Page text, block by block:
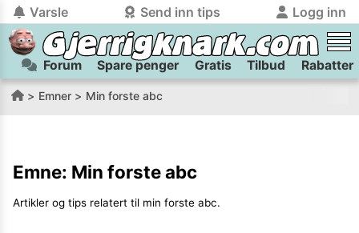
Varsle Send inn tips Logg inn
tilbake
Logg inn på Gjerrigknark.com:
Logg inn med Vipps
tilbake
Send inn tips:
Forum Spare penger Gratis Tilbud Rabatter
Emner Min forste abc
Emne: Min forste abc
Artikler og tips relatert til min forste abc.